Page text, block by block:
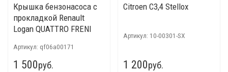
Крышка бензонасоса с
прокладкой Renault
Logan QUATTRO FRENI
Артикул: qf06a00171
1 500руб.
Citroen C3,4 Stellox
Артикул: 10-00301-SX
1 200руб.